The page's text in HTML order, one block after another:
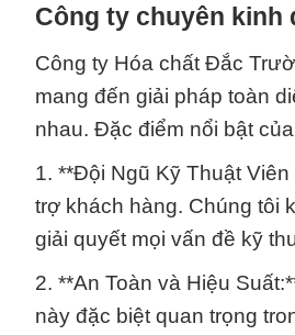
Công ty chuyên kinh
Công ty Hóa chất Đắc
mang đến giải pháp toàn
nhau. Đặc điểm nổi bật
1. **Đội Ngũ Kỹ Thuật
trợ khách hàng. Chúng tôi
giải quyết mọi vấn đề kỹ
2. **An Toàn và Hiệu
này đặc biệt quan trọng